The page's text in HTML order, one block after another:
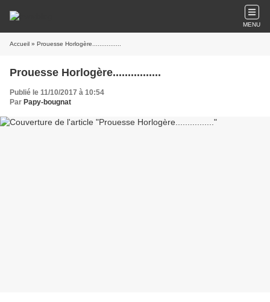
MENU
Accueil » Prouesse Horlogère................
Prouesse Horlogère................
Publié le 11/10/2017 à 10:54
Par Papy-bougnat